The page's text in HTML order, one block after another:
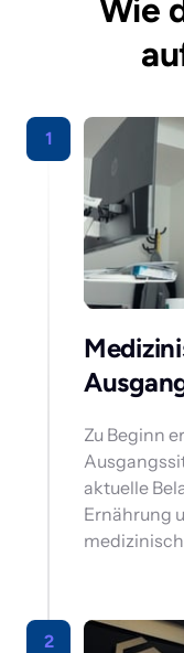
Wie
1
Zu Beginn
aktuelle
Ernährung
2